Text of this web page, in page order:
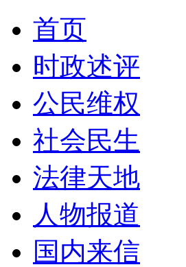
首页
时政述评
公民维权
社会民生
法律天地
人物报道
国内来信